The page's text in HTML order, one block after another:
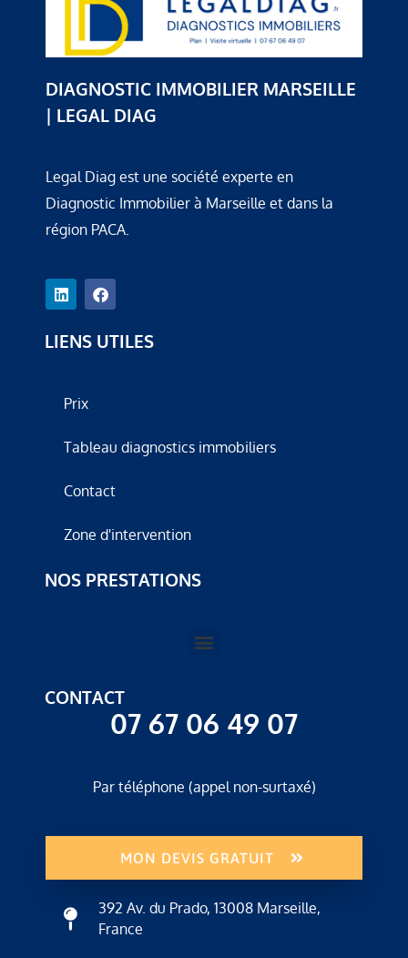
DIAGNOSTIC IMMOBILIER MARSEILLE
| LEGAL DIAG
Legal Diag est une société experte en
Diagnostic Immobilier à Marseille et dans la
région PACA.
LIENS UTILES
Prix
Tableau diagnostics immobiliers
Contact
Zone d'intervention
NOS PRESTATIONS
CONTACT
07 67 06 49 07
Par téléphone (appel non-surtaxé)
MON DEVIS GRATUIT
392 Av. du Prado, 13008 Marseille,
France